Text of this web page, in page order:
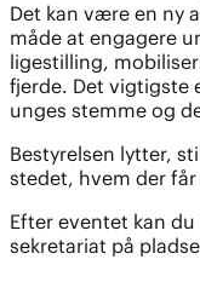
Det kan være en ny
måde at engagere
ligestilling,
fjerde. Det vigtigste
unges stemme og
Bestyrelsen lytter,
stedet, hvem der
Efter eventet kan
sekretariat på